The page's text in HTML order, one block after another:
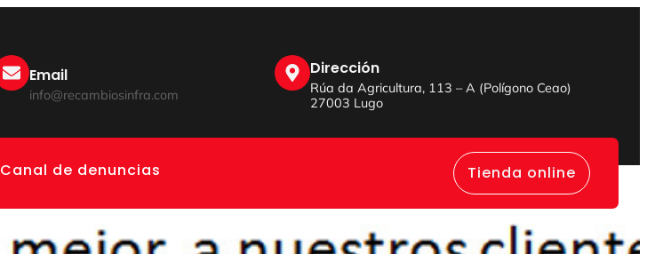
Email
info@recambiosinfra.com
Dirección
Rúa da Agricultura, 113 – A (Polígono Ceao)
27003 Lugo
Canal de denuncias Tienda online